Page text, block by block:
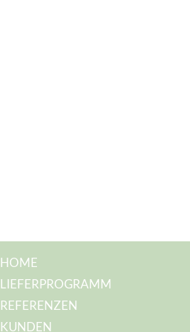
HOME
LIEFERPROGRAMM
REFERENZEN
KUNDEN